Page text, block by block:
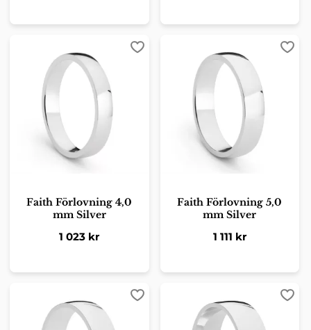
Faith Förlovning 4,0
mm Silver
1 023 kr
Lägg till i favoriter
Faith Förlovning 5,0
mm Silver
1 111 kr
Lägg till i favoriter